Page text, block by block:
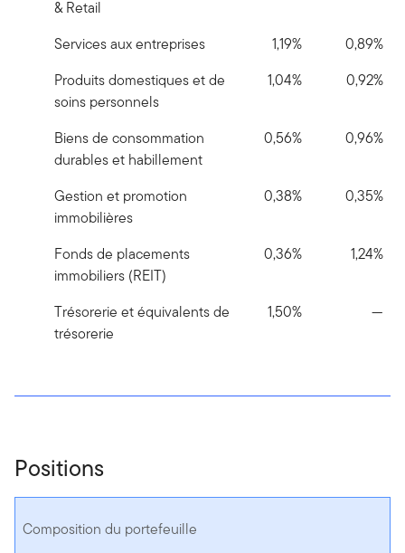
& Retail
Services aux entreprises 1,19%
0,89%
Produits domestiques et de
soins personnels
1,04% 0,92%
Biens de consommation
durables et habillement
0,56% 0,96%
Gestion et promotion
immobilières
0,38% 0,35%
Fonds de placements
immobiliers (REIT)
0,36% 1,24%
Trésorerie et équivalents de
trésorerie
1,50% —
Positions
Composition du portefeuille